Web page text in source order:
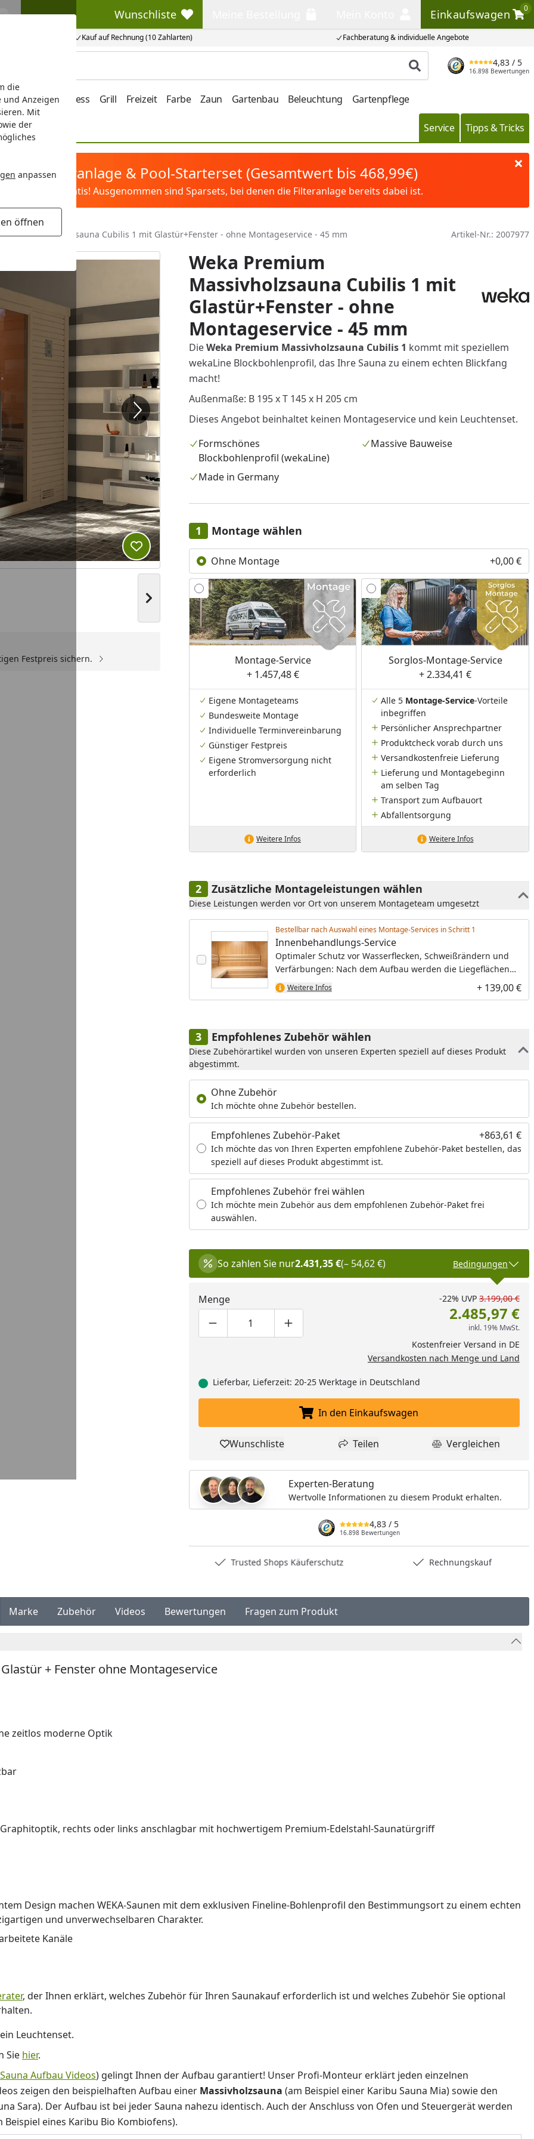
die
und Anzeigen
Mit
der
anpassen
öffnen
Kauf auf Rechnung (10 Zahlarten) Fachberatung & individuelle Angebote
Wunschliste
Wunschliste Einkaufswagen
0
Einkaufswagen
Produkt suchen
4,83 / 5
16.898 Bewertungen
Vordach Wellness Grill Freizeit Farbe Zaun Gartenbau Beleuchtung Gartenpflege
Service Tipps & Tricks
Sandfilteranlage & Pool-Starterset (Gesamtwert bis 468,99€)
Filter&Pflege gratis! Ausgenommen sind Sparsets, bei denen die Filteranlage bereits dabei ist.
Massivholzsauna Cubilis 1 mit Glastür+Fenster - ohne Montageservice - 45 mm Artikel-Nr.: 2007977
Nächstes Bild anzeigen
Produkt zur Wunschliste hinzufügen
Festpreis sichern.
Weka Premium
Massivholzsauna Cubilis 1 mit
Glastür+Fenster - ohne
Montageservice - 45 mm
DieWeka Premium Massivholzsauna Cubilis 1 kommt mit speziellem
wekaLine Blockbohlenprofil, das Ihre Sauna zu einem echten Blickfang
macht!
Außenmaße: B 195 x T 145 x H 205 cm
Dieses Angebot beinhaltet keinen Montageservice und kein Leuchtenset.
Formschönes
Blockbohlenprofil (wekaLine)
Massive Bauweise
Made in Germany
Montage wählen
Ohne Montage +0,00 €
Montage-Service
+ 1.457,48 €
Eigene Montageteams
Bundesweite Montage
Individuelle Terminvereinbarung
Günstiger Festpreis
Eigene Stromversorgung nicht
erforderlich
Weitere Infos
Sorglos-Montage-Service
+ 2.334,41 €
Alle 5 Montage-Service-Vorteile
inbegriffen
Persönlicher Ansprechpartner
Produktcheck vorab durch uns
Versandkostenfreie Lieferung
Lieferung und Montagebeginn
am selben Tag
Transport zum Aufbauort
Abfallentsorgung
Weitere Infos
Zusätzliche Montageleistungen wählen
Diese Leistungen werden vor Ort von unserem Montageteam umgesetzt
Bestellbar nach Auswahl eines Montage-Services in Schritt
Innenbehandlungs-Service
Optimaler Schutz vor Wasserflecken, Schweißrändern und
Verfärbungen: Nach dem Aufbau werden die Liegeflächen
und Rückenlehnen mit einer speziellen, hochwertigen
Sauna-Pflegemilch behandelt.
Weitere Infos + 139,00 €
Empfohlenes Zubehör wählen
Diese Zubehörartikel wurden von unseren Experten speziell auf dieses Produkt
abgestimmt.
Ohne Zubehör
Ich möchte ohne Zubehör bestellen.
Empfohlenes Zubehör-Paket +863,61 €
Ich möchte das von Ihren Experten empfohlene Zubehör-Paket bestellen, das
speziell auf dieses Produkt abgestimmt ist.
Empfohlenes Zubehör frei wählen
Ich möchte mein Zubehör aus dem empfohlenen Zubehör-Paket frei
auswählen.
So zahlen Sie nur2.431,35 €(– 54,62 €) Bedingungen
Menge
Produktmenge um eins verringern
Produktmenge manuell eingeben
Produktmenge um eins erhöhen
-22% UVP 3.199,00 €
2.485,97 €
inkl. 19% MwSt.
Kostenfreier Versand in DE
Versandkosten nach Menge und Land
Lieferbar, Lieferzeit: 20-25 Werktage in Deutschland
In den Einkaufswagen legen
In den Einkaufswagen
Produkt zur Wunschliste hinzufügen
Wunschliste Teilen
Teilen Produkt
Vergleichen
Experten-Beratung
Wertvolle Informationen zu diesem Produkt erhalten.
4,83 / 5
16.898 Bewertungen
Trusted Shops Käuferschutz Rechnungskauf
Marke Zubehör Videos Bewertungen Fragen zum Produkt
+ Fenster ohne Montageservice
zeitlos moderne Optik
rechts oder links anschlagbar mit hochwertigem Premium-Edelstahl-Saunatürgriff
Design machen WEKA-Saunen mit dem exklusiven Fineline-Bohlenprofil den Bestimmungsort zu einem echten
und unverwechselbaren Charakter.
Kanäle
, der Ihnen erklärt, welches Zubehör für Ihren Saunakauf erforderlich ist und welches Zubehör Sie optional
Leuchtenset.
Sie hier.
Sauna Aufbau Videos) gelingt Ihnen der Aufbau garantiert! Unser Profi-Monteur erklärt jeden einzelnen
zeigen den beispielhaften Aufbau einer Massivholzsauna (am Beispiel einer Karibu Sauna Mia) sowie den
Sara). Der Aufbau ist bei jeder Sauna nahezu identisch. Auch der Anschluss von Ofen und Steuergerät werden
eines Karibu Bio Kombiofens).